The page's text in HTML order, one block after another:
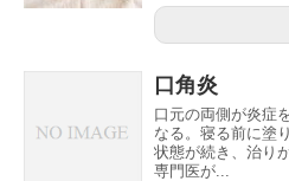
口角炎
口元の両側が炎症
なる。寝る前に塗
状態が続き、治り
専門医が...